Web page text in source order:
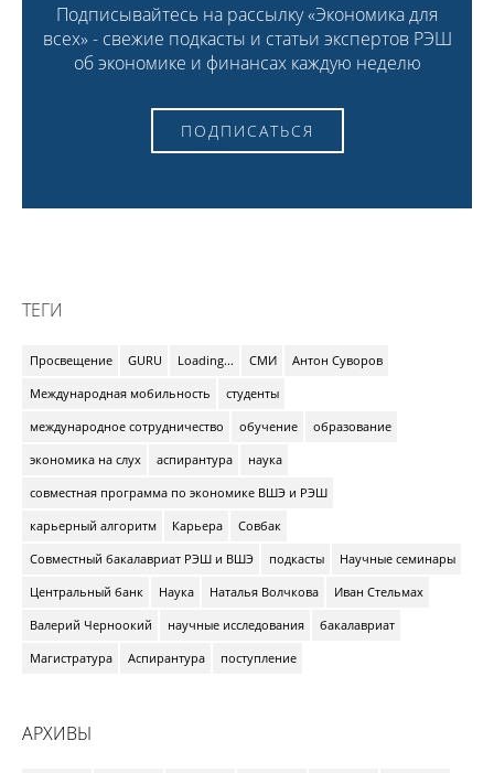
Подписывайтесь на рассылку «Экономика для
всех» - свежие подкасты и статьи экспертов РЭШ
об экономике и финансах каждую неделю
ПОДПИСАТЬСЯ
ТЕГИ
Просвещение GURU Loading... СМИ
Антон Суворов
Международная мобильность
студенты
международное сотрудничество
обучение
образование
экономика на слух
аспирантура
наука
совместная программа по экономике ВШЭ и РЭШ
карьерный алгоритм
Карьера
Совбак
Совместный бакалавриат РЭШ и ВШЭ
подкасты
Научные семинары
Центральный банк
Наука Наталья Волчкова
Иван Стельмах
Валерий Черноокий
научные исследования
бакалавриат
Магистратура
Аспирантура поступление
АРХИВЫ